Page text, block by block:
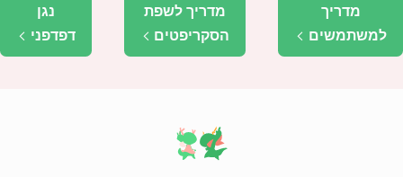
מדריך
למשתמשים
מדריך לשפת
הסקריפטים
נגן
דפדפני